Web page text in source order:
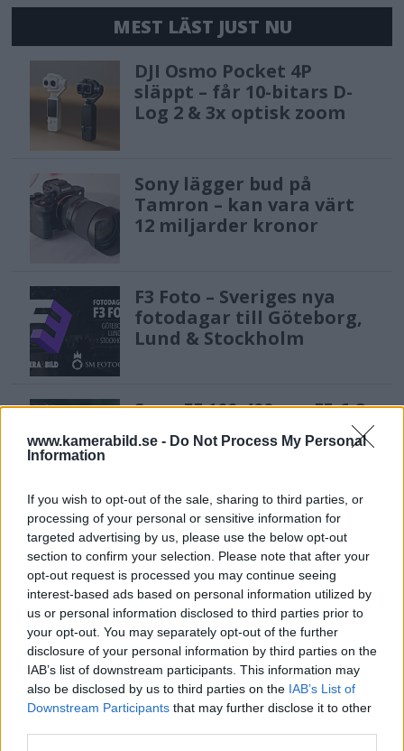
www.kamerabild.se - Do Not Process My Personal
Information
If you wish to opt-out of the sale, sharing to third parties, or
processing of your personal or sensitive information for
targeted advertising by us, please use the below opt-out
section to confirm your selection. Please note that after your
opt-out request is processed you may continue seeing
interest-based ads based on personal information utilized by
us or personal information disclosed to third parties prior to
your opt-out. You may separately opt-out of the further
disclosure of your personal information by third parties on the
IAB’s list of downstream participants. This information may
also be disclosed by us to third parties on the IAB’s List of
Downstream Participants that may further disclose it to other
MEST LÄST JUST NU
DJI Osmo Pocket 4P
släppt – får 10-bitars D-
Log 2 & 3x optisk zoom
Sony lägger bud på
Tamron – kan vara värt
12 miljarder kronor
F3 Foto – Sveriges nya
fotodagar till Göteborg,
Lund & Stockholm
Sony FE 100-400mm F5,6-8
OSS – lätt telezoom för
fågel, sport & natur
Anna W Thorbjörnsson –
naket med integritet
Sony RX10 V – ny
superzoom med 24–
600mm & AI-autofokus